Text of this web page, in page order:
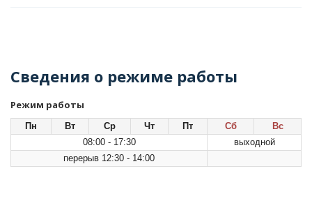
Сведения о режиме работы
Режим работы
Пн Вт Ср Чт Пт Сб
Вс
08:00 - 17:30
выходной
перерыв 12:30 - 14:00